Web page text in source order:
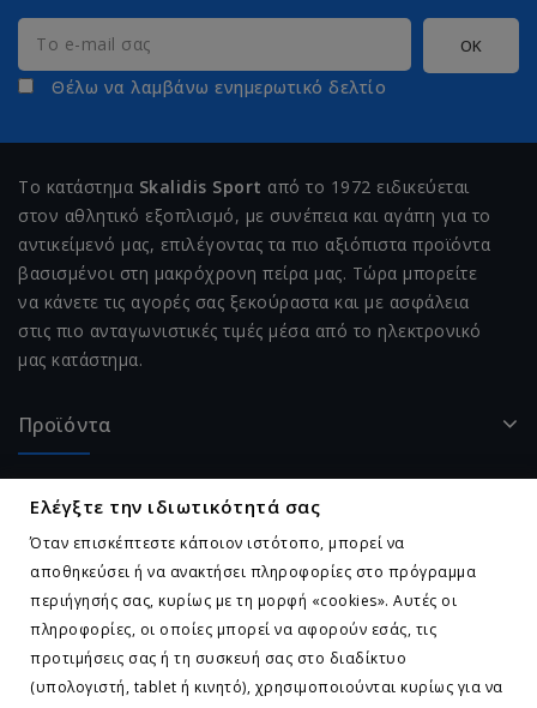
Θέλω να λαμβάνω ενημερωτικό δελτίο
Το κατάστημα Skalidis Sport από το 1972 ειδικεύεται
στον αθλητικό εξοπλισμό, με συνέπεια και αγάπη για το
αντικείμενό μας, επιλέγοντας τα πιο αξιόπιστα προϊόντα
βασισμένοι στη μακρόχρονη πείρα μας. Τώρα μπορείτε
να κάνετε τις αγορές σας ξεκούραστα και με ασφάλεια
στις πιο ανταγωνιστικές τιμές μέσα από το ηλεκτρονικό
μας κατάστημα.
Προϊόντα
Ο Λογαριασμός Σας
Επικοινωνήστε Μαζί Μας
Ελέγξτε την ιδιωτικότητά σας
Όταν επισκέπτεστε κάποιον ιστότοπο, μπορεί να
αποθηκεύσει ή να ανακτήσει πληροφορίες στο πρόγραμμα
περιήγησής σας, κυρίως με τη μορφή «cookies». Αυτές οι
πληροφορίες, οι οποίες μπορεί να αφορούν εσάς, τις
προτιμήσεις σας ή τη συσκευή σας στο διαδίκτυο
(υπολογιστή, tablet ή κινητό), χρησιμοποιούνται κυρίως για να